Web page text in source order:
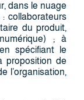
dans le nuage
collaborateurs
du produit,
; à
spécifiant le
proposition de
l’organisation,